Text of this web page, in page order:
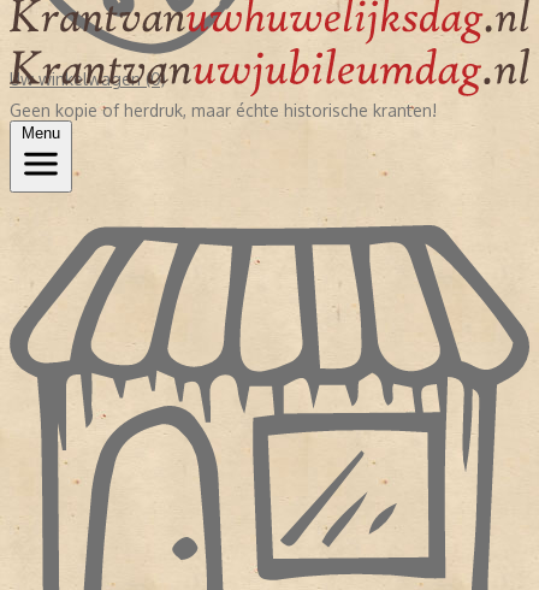
Uw winkelwagen (0)
Geen kopie of herdruk, maar échte historische kranten!
Menu